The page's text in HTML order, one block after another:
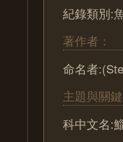
紀錄類別:
著作者：
命名者
主題與關鍵
科中文名: